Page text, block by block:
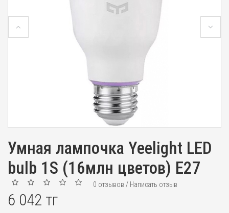
Умная лампочка Yeelight LED
bulb 1S (16млн цветов) Е27
0 отзывов / Написать отзыв
6 042 тг